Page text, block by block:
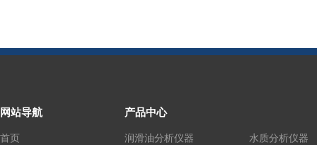
网站导航
首页
产品中心
润滑油分析仪器
水质分析仪器